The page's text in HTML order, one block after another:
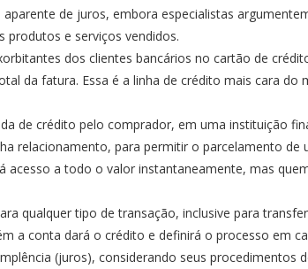
de juros, embora especialistas
produtos e serviços vendidos.
dos clientes bancários no cartão de
da fatura. Essa é a linha de crédito mais cara do
de crédito pelo comprador, em uma instituição
relacionamento, para permitir o parcelamento de
acesso a todo o valor instantaneamente, mas
qualquer tipo de transação, inclusive para
a conta dará o crédito e definirá o processo em
(juros), considerando seus procedimentos